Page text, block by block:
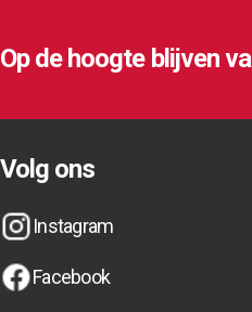
Op de hoogte blijven
Volg ons
Instagram
Instagram
Instagram
Facebook